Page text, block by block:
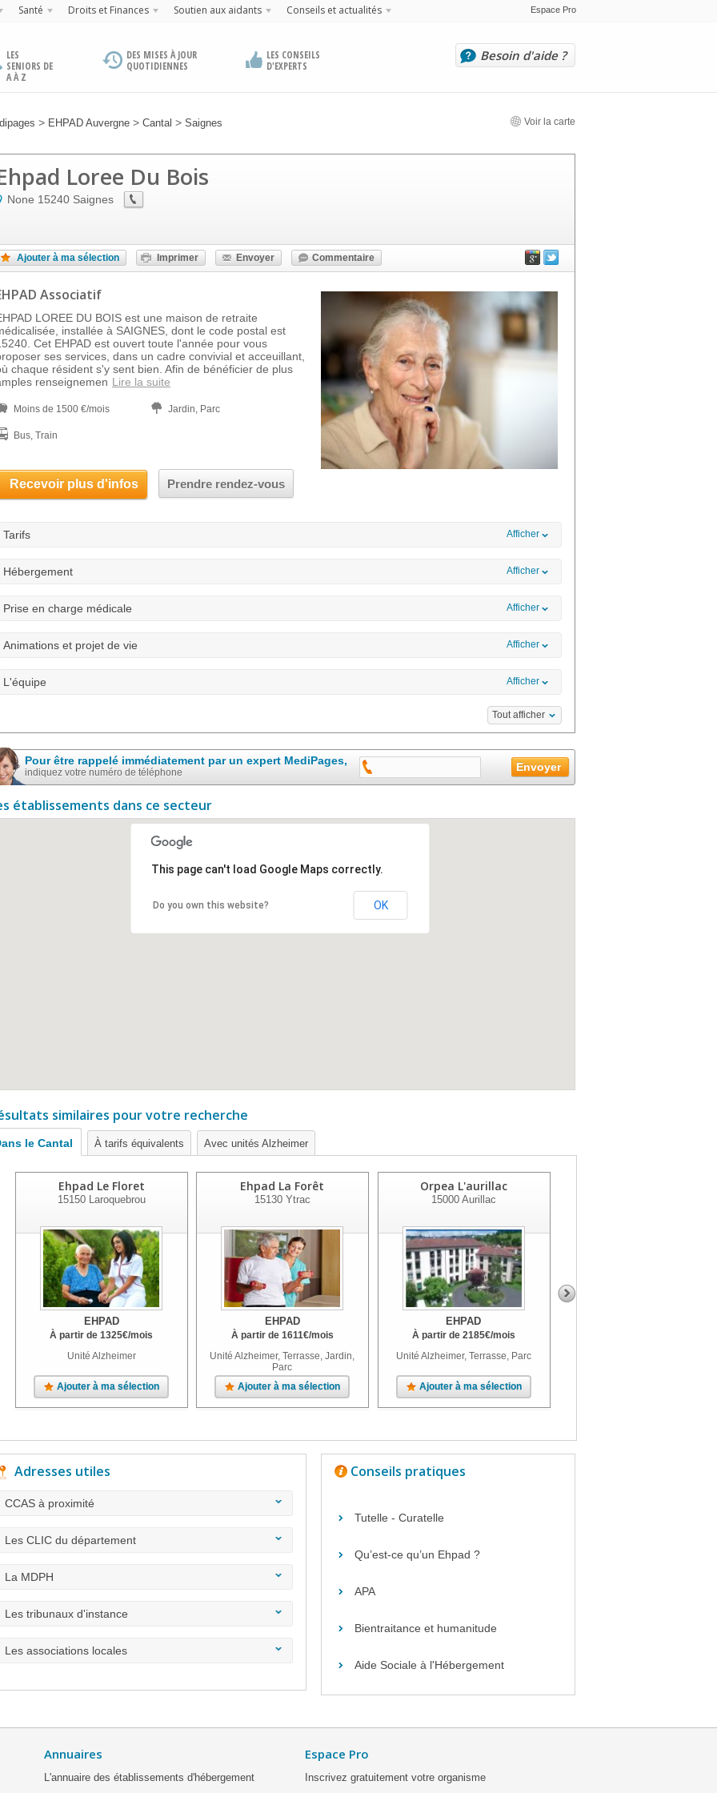
Santé Droits et Finances Soutien aux aidants Conseils et actualités Espace Pro
LES
SENIORS DE
A À Z
DES MISES À JOUR
QUOTIDIENNES
LES CONSEILS
D'EXPERTS
Besoin d'aide ?
> EHPAD Auvergne > Cantal > Saignes Voir la carte
Loree Du Bois
None 15240 Saignes
Ajouter à ma sélection Imprimer Envoyer Commentaire
Associatif
LOREE DU BOIS est une maison de retraite
installée à SAIGNES, dont le code postal est
Cet EHPAD est ouvert toute l'année pour vous
ses services, dans un cadre convivial et acceuillant,
chaque résident s'y sent bien. Afin de bénéficier de plus
renseignemen Lire la suite
Moins de 1500 €/mois Jardin, Parc
Bus, Train
Recevoir plus d'infos Prendre rendez-vous
Tarifs Afficher
Hébergement Afficher
Prise en charge médicale Afficher
Animations et projet de vie Afficher
L'équipe Afficher
Tout afficher
Pour être rappelé immédiatement par un expert MediPages,
indiquez votre numéro de téléphone
établissements dans ce secteur
This page can't load Google Maps correctly.
Do you own this website? OK
similaires pour votre recherche
le Cantal À tarifs équivalents Avec unités Alzheimer
Ehpad Le Floret
15150Laroquebrou
EHPAD
À partir de 1325€/mois
Unité Alzheimer
Ajouter à ma sélection
Ehpad La Forêt
15130Ytrac
EHPAD
À partir de 1611€/mois
Unité Alzheimer, Terrasse, Jardin,
Parc
Ajouter à ma sélection
Orpea L'aurillac
15000Aurillac
EHPAD
À partir de 2185€/mois
Unité Alzheimer, Terrasse, Parc
Ajouter à ma sélection
Adresses utiles
CCAS à proximité
Les CLIC du département
La MDPH
Les tribunaux d'instance
Les associations locales
Conseils pratiques
Tutelle - Curatelle
Qu’est-ce qu’un Ehpad ?
APA
Bientraitance et humanitude
Aide Sociale à l'Hébergement
Annuaires
L'annuaire des établissements d'hébergement
Espace Pro
Inscrivez gratuitement votre organisme